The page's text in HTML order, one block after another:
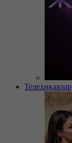
Телехикаялар